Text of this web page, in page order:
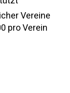
Vereine
pro Verein